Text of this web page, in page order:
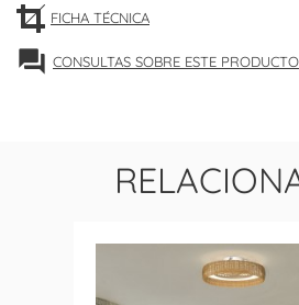
FICHA TÉCNICA
forum CONSULTAS SOBRE ESTE PRODUCTO